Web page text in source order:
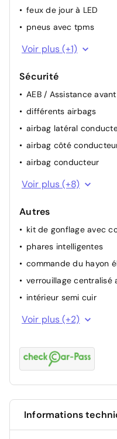
feux de jour à LED
pneus avec tpms
galerie de toit
Voir plus (+1)
Sécurité
AEB / Assistance avant
différents airbags
airbag latéral
airbag côté
airbag conducteur
capteur d'angle mort
alerte franchissement
attention assist
alarme
ESP
airbag passager
ABS
Voir plus (+8)
Autres
kit de gonflage avec
phares intelligentes
commande du hayon
verrouillage centralisé
intérieur semi cuir
aide de stationnement
Voir plus (+2)
Informations